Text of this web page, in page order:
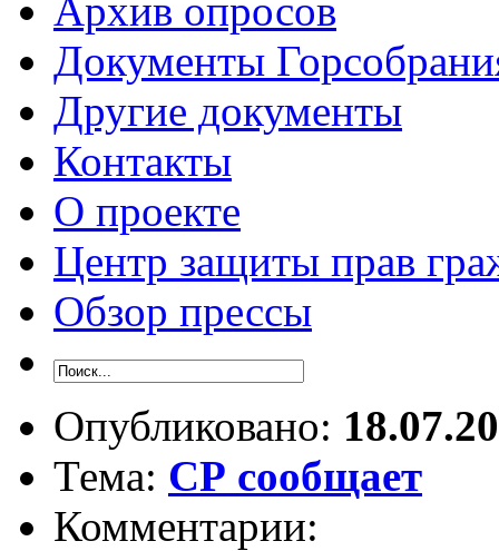
Архив опросов
Документы
Другие документы
Контакты
О проекте
Центр защиты прав
Обзор прессы
Опубликовано:
Тема: СР сообщает
Комментарии: